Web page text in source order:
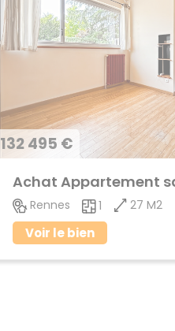
132 495 €
Rennes 1 27 M2
Voir le bien